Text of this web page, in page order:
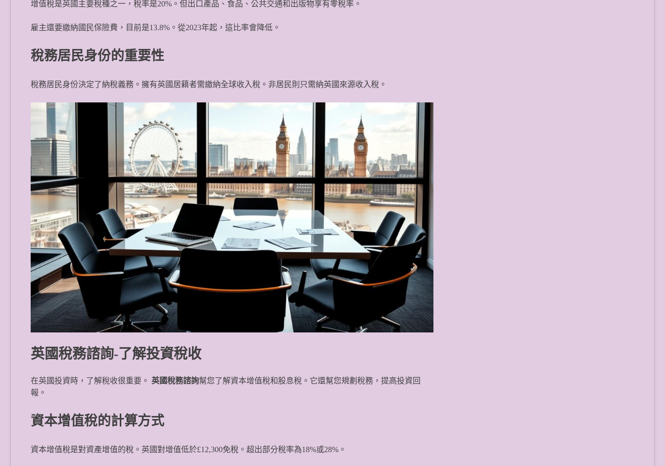
增值稅是英國主要稅種之一，稅率是20%。但出口產品、食品、公共交通和出版物享有零稅率。
雇主還要繳納國民保險費，目前是13.8%。從2023年起，這比率會降低。
稅務居民身份的重要性
稅務居民身份決定了納稅義務。擁有英國居籍者需繳納全球收入稅。非居民則只需納英國來源收入稅。
英國稅務諮詢-了解投資稅收
在英國投資時，了解稅收很重要。 英國稅務諮詢幫您了解資本增值稅和股息稅。它還幫您規劃稅務，提高投資回
報。
資本增值稅的計算方式
資本增值稅是對資產增值的稅。英國對增值低於£12,300免稅。超出部分稅率為18%或28%。